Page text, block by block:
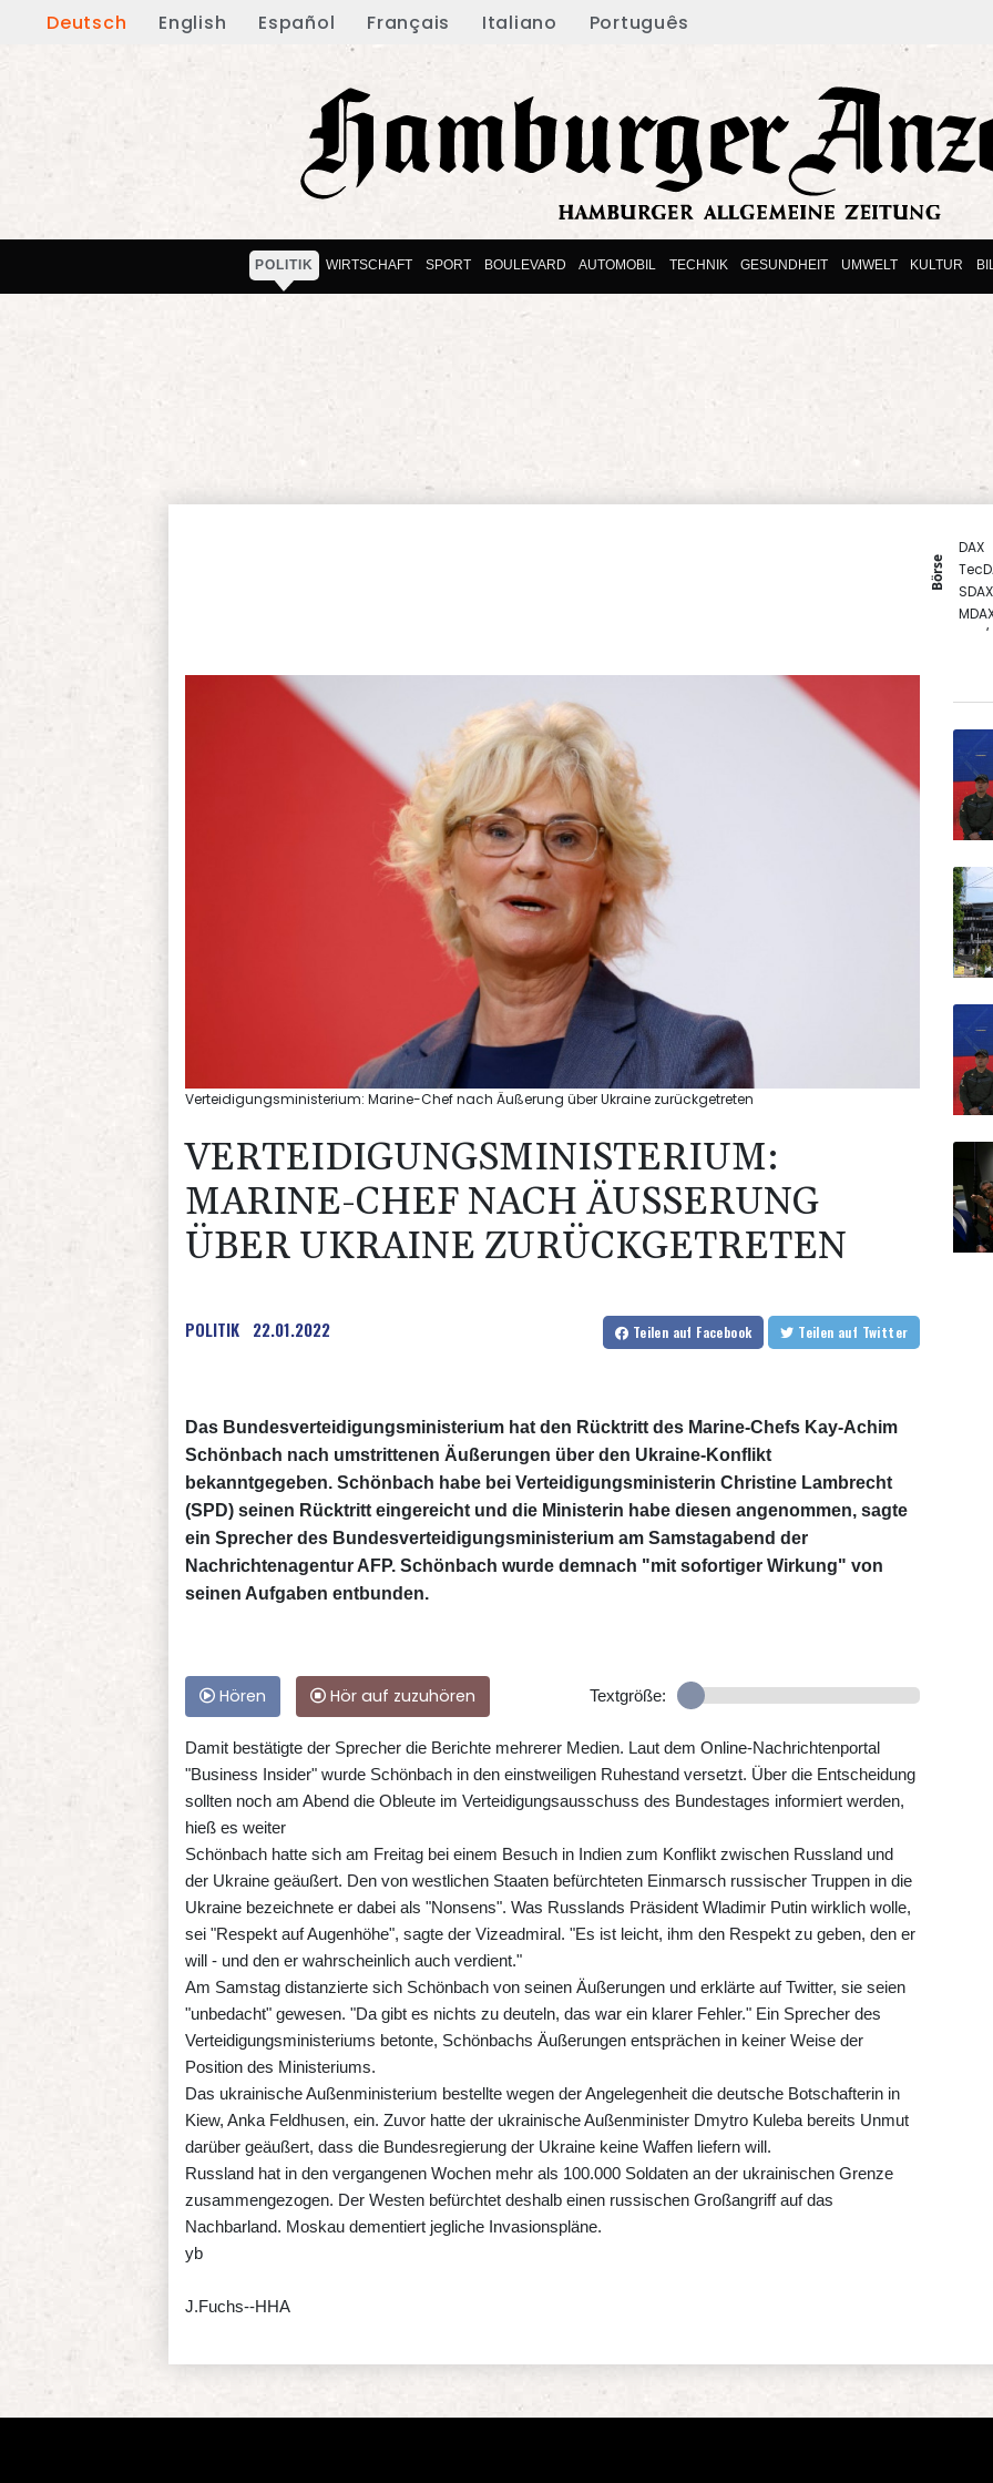
Deutsch English Español Français Italiano Português
POLITIK WIRTSCHAFT SPORT BOULEVARD AUTOMOBIL TECHNIK GESUNDHEIT UMWELT KULTUR
Börse
DAX
SDAX
EUR/
Verteidigungsministerium: Marine-Chef nach Äußerung über Ukraine zurückgetreten
VERTEIDIGUNGSMINISTERIUM:
MARINE-CHEF NACH ÄUSSERUNG Ü
BER UKRAINE ZURÜCKGETRETEN
POLITIK 22.01.2022 Teilen auf Facebook Teilen auf Twitter
Das Bundesverteidigungsministerium hat den Rücktritt des Marine-Chefs Kay-Achim
Schönbach nach umstrittenen Äußerungen über den Ukraine-Konflikt
bekanntgegeben. Schönbach habe bei Verteidigungsministerin Christine Lambrecht
(SPD) seinen Rücktritt eingereicht und die Ministerin habe diesen angenommen, sagte
ein Sprecher des Bundesverteidigungsministerium am Samstagabend der
Nachrichtenagentur AFP. Schönbach wurde demnach "mit sofortiger Wirkung" von
seinen Aufgaben entbunden.
Hören Hör auf zuzuhören Textgröße:
Damit bestätigte der Sprecher die Berichte mehrerer Medien. Laut dem Online-Nachrichtenportal
"Business Insider" wurde Schönbach in den einstweiligen Ruhestand versetzt. Über die Entscheidung
sollten noch am Abend die Obleute im Verteidigungsausschuss des Bundestages informiert werden,
hieß es weiter
Schönbach hatte sich am Freitag bei einem Besuch in Indien zum Konflikt zwischen Russland und
der Ukraine geäußert. Den von westlichen Staaten befürchteten Einmarsch russischer Truppen in die
Ukraine bezeichnete er dabei als "Nonsens". Was Russlands Präsident Wladimir Putin wirklich wolle,
sei "Respekt auf Augenhöhe", sagte der Vizeadmiral. "Es ist leicht, ihm den Respekt zu geben, den er
will - und den er wahrscheinlich auch verdient."
Am Samstag distanzierte sich Schönbach von seinen Äußerungen und erklärte auf Twitter, sie seien
"unbedacht" gewesen. "Da gibt es nichts zu deuteln, das war ein klarer Fehler." Ein Sprecher des
Verteidigungsministeriums betonte, Schönbachs Äußerungen entsprächen in keiner Weise der
Position des Ministeriums.
Das ukrainische Außenministerium bestellte wegen der Angelegenheit die deutsche Botschafterin in
Kiew, Anka Feldhusen, ein. Zuvor hatte der ukrainische Außenminister Dmytro Kuleba bereits Unmut
darüber geäußert, dass die Bundesregierung der Ukraine keine Waffen liefern will.
Russland hat in den vergangenen Wochen mehr als 100.000 Soldaten an der ukrainischen Grenze
zusammengezogen. Der Westen befürchtet deshalb einen russischen Großangriff auf das
Nachbarland. Moskau dementiert jegliche Invasionspläne.
yb
J.Fuchs--HHA